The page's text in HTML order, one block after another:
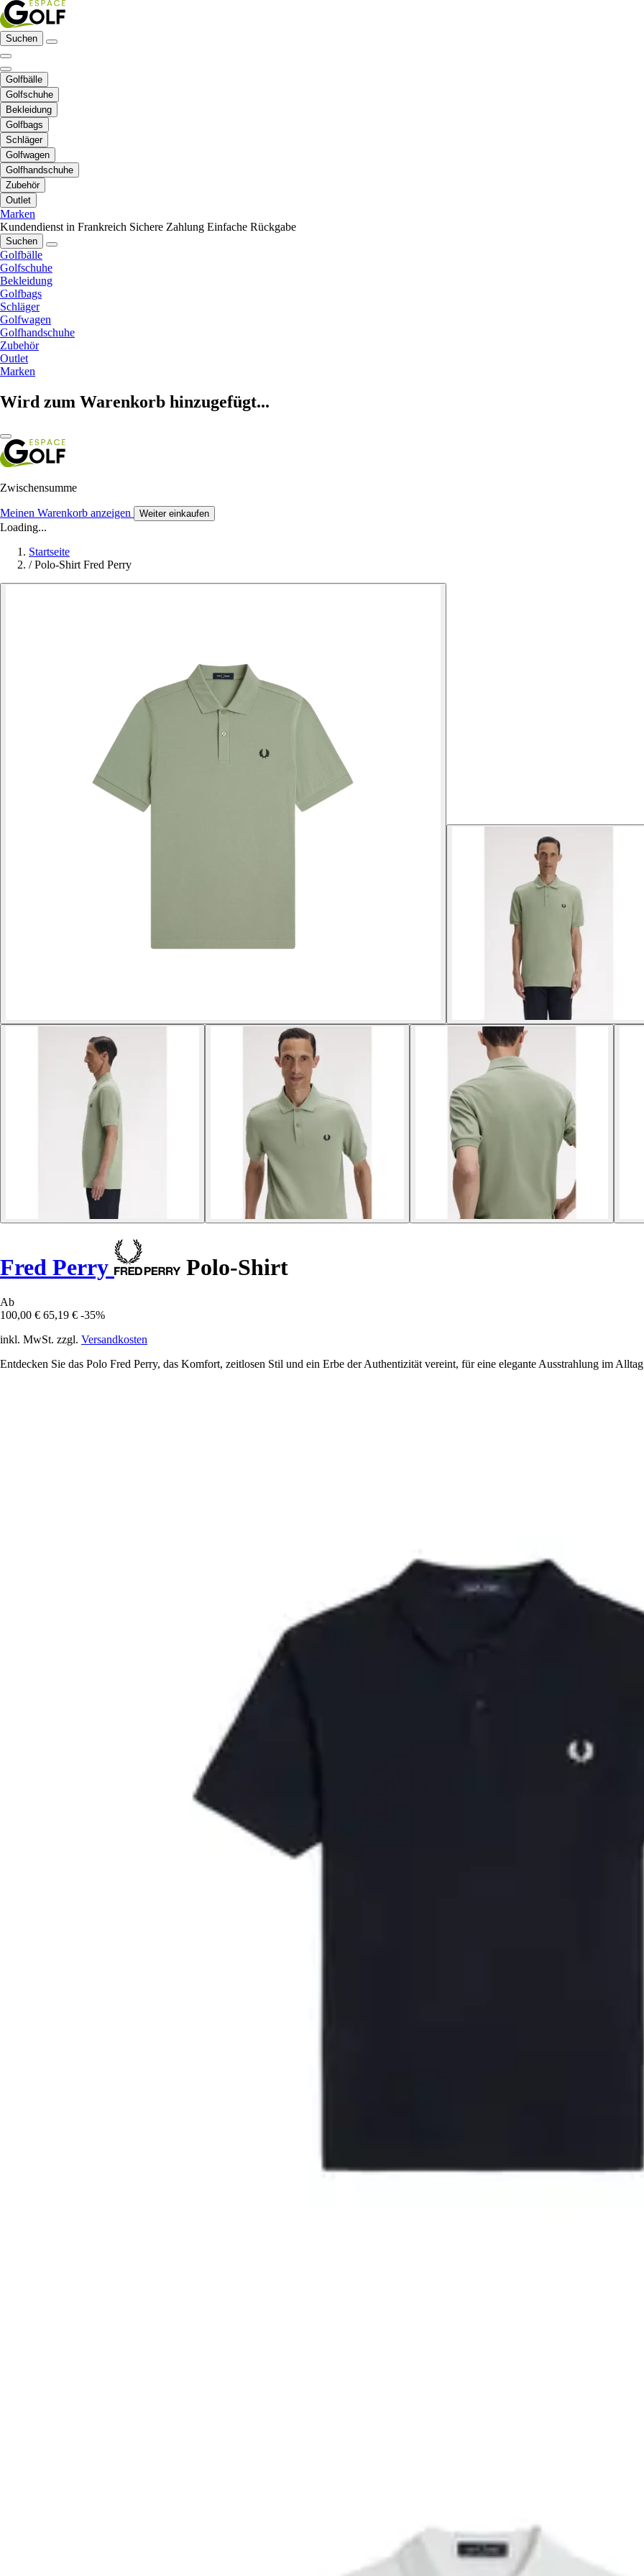
Suchen
Golfbälle
Golfschuhe
Bekleidung
Golfbags
Schläger
Golfwagen
Golfhandschuhe
Zubehör
Outlet
Marken
Kundendienst in Frankreich Sichere Zahlung Einfache Rückgabe
Suchen
Golfbälle
Golfschuhe
Bekleidung
Golfbags
Schläger
Golfwagen
Golfhandschuhe
Zubehör
Outlet
Marken
Wird zum Warenkorb hinzugefügt...
Zwischensumme
Meinen Warenkorb anzeigen Weiter einkaufen
Loading...
Startseite
/ Polo-Shirt Fred Perry
Fred Perry Polo-Shirt
Ab
100,00 € 65,19 € -35%
inkl. MwSt. zzgl. Versandkosten
Entdecken Sie das Polo Fred Perry, das Komfort, zeitlosen Stil und ein Erbe der Authentizität vereint, für eine elegante Ausstrahlung im